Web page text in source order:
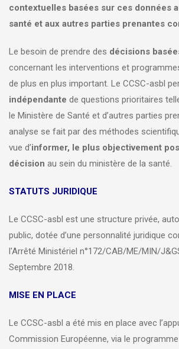
contextuelles basées sur ces données
santé et aux autres parties prenantes
Le besoin de prendre des décisions
concernant les interventions et
de plus en plus important. Le CCSC-asbl
indépendante de questions prioritaires
le Ministère de Santé et d’autres parties
analyse se fait par des méthodes
vue d’informer, le plus objectivement
décision au sein du ministère de la santé.
STATUTS JURIDIQUE
Le CCSC-asbl est une structure privée,
public, dotée d’une personnalité juridique
l'Arrêté Ministériel n°172/CAB/ME/MIN/
Septembre 2018.
MISE EN PLACE
Le CCSC-asbl a été mis en place avec
Commission Européenne, via le